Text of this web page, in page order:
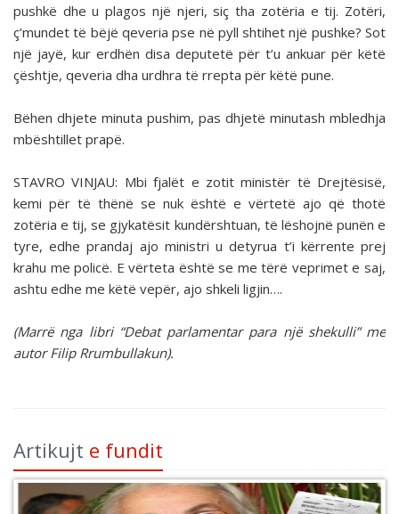
pushkë dhe u plagos një njeri, siç tha zotëria e tij. Zotëri,
ç’mundet të bëjë qeveria pse në pyll shtihet një pushke? Sot
një jayë, kur erdhën disa deputetë për t’u ankuar për këtë
çështje, qeveria dha urdhra të rrepta për këtë pune.
Bëhen dhjete minuta pushim, pas dhjetë minutash mbledhja
mbështillet prapë.
STAVRO VINJAU: Mbi fjalët e zotit ministër të Dre­jtësisë,
kemi për të thënë se nuk është e vërtetë ajo që thotë
zotëria e tij, se gjykatësit kundërshtuan, të lëshojnë punën e
tyre, edhe prandaj ajo ministri u detyrua t’i kërrente prej
krahu me policë. E vërteta është se me tërë veprimet e saj,
ashtu edhe me këtë vepër, ajo shkeli ligjin….
(Marrë nga libri “Debat parlamentar para një shekulli” me
autor Filip Rrumbullakun).
Artikujt e fundit